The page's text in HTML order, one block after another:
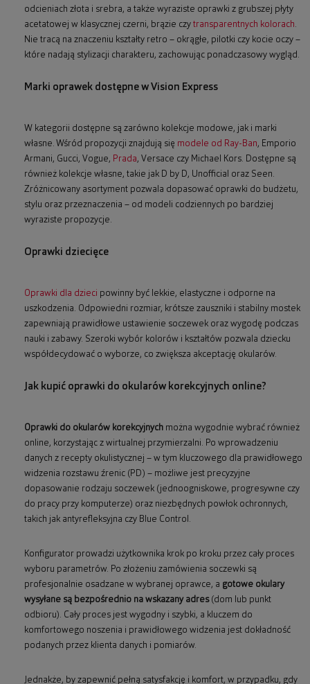
odcieniach złota i srebra, a także wyraziste oprawki z grubszej płyty
acetatowej w klasycznej czerni, brązie czy transparentnych kolorach.
Nie tracą na znaczeniu kształty retro – okrągłe, pilotki czy kocie oczy –
które nadają stylizacji charakteru, zachowując ponadczasowy wygląd.
Marki oprawek dostępne w Vision Express
W kategorii dostępne są zarówno kolekcje modowe, jak i marki
własne. Wśród propozycji znajdują się modele od Ray-Ban, Emporio
Armani, Gucci, Vogue, Prada, Versace czy Michael Kors. Dostępne są
również kolekcje własne, takie jak D by D, Unofficial oraz Seen.
Zróżnicowany asortyment pozwala dopasować oprawki do budżetu,
stylu oraz przeznaczenia – od modeli codziennych po bardziej
wyraziste propozycje.
Oprawki dziecięce
Oprawki dla dzieci powinny być lekkie, elastyczne i odporne na
uszkodzenia. Odpowiedni rozmiar, krótsze zauszniki i stabilny mostek
zapewniają prawidłowe ustawienie soczewek oraz wygodę podczas
nauki i zabawy. Szeroki wybór kolorów i kształtów pozwala dziecku
współdecydować o wyborze, co zwiększa akceptację okularów.
Jak kupić oprawki do okularów korekcyjnych online?
Oprawki do okularów korekcyjnych można wygodnie wybrać również
online, korzystając z wirtualnej przymierzalni. Po wprowadzeniu
danych z recepty okulistycznej – w tym kluczowego dla prawidłowego
widzenia rozstawu źrenic (PD) – możliwe jest precyzyjne
dopasowanie rodzaju soczewek (jednoogniskowe, progresywne czy
do pracy przy komputerze) oraz niezbędnych powłok ochronnych,
takich jak antyrefleksyjna czy Blue Control.
Konfigurator prowadzi użytkownika krok po kroku przez cały proces
wyboru parametrów. Po złożeniu zamówienia soczewki są
profesjonalnie osadzane w wybranej oprawce, a gotowe okulary
wysyłane są bezpośrednio na wskazany adres(dom lub punkt
odbioru). Cały proces jest wygodny i szybki, a kluczem do
komfortowego noszenia i prawidłowego widzenia jest dokładność
podanych przez klienta danych i pomiarów.
Jednakże, by zapewnić pełną satysfakcję i komfort, w przypadku, gdy